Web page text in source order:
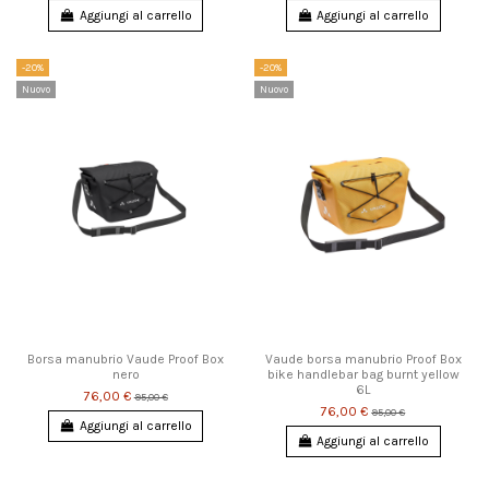
Aggiungi al carrello Aggiungi al carrello
-20%
Nuovo
Borsa manubrio Vaude Proof Box
nero
76,00 € 95,00 €
Aggiungi al carrello
-20%
Nuovo
Vaude borsa manubrio Proof Box
bike handlebar bag burnt yellow
6L
76,00 € 95,00 €
Aggiungi al carrello